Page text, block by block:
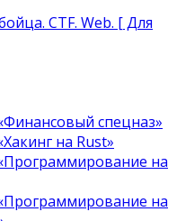
CTF. Web. [ Для
спецназ»
на Rust»
на
на